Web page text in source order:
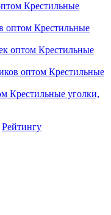
Крестильные
Крестильные
Крестильные
Крестильные
Крестильные уголки,
Рейтингу